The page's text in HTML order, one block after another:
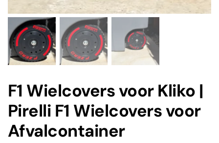
F1 Wielcovers voor Kliko |
Pirelli F1 Wielcovers voor
Afvalcontainer